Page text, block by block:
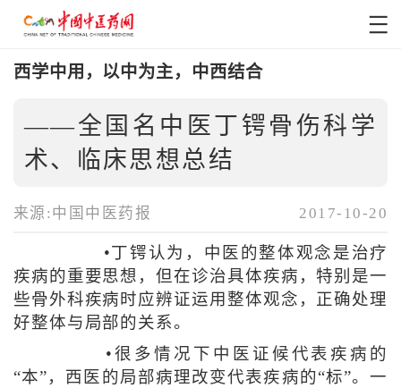
西学中用，以中为主，中西结合
——全国名中医丁锷骨伤科学
术、临床思想总结
来源:中国中医药报 2017-10-20
•丁锷认为，中医的整体观念是治疗
疾病的重要思想，但在诊治具体疾病，特别是一
些骨外科疾病时应辨证运用整体观念，正确处理
好整体与局部的关系。
•很多情况下中医证候代表疾病的
“本”，西医的局部病理改变代表疾病的“标”。一